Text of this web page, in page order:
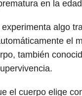
en la
algo
el
también
el cuerpo elige